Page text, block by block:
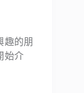
趣的朋
始介